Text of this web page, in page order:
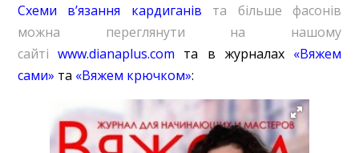
Схеми в’язання кардиганів та більше фасонів
можна переглянути на нашому
сайтіwww.dianaplus.com та в журналах «Вяжем
сами» та «Вяжем крючком»: